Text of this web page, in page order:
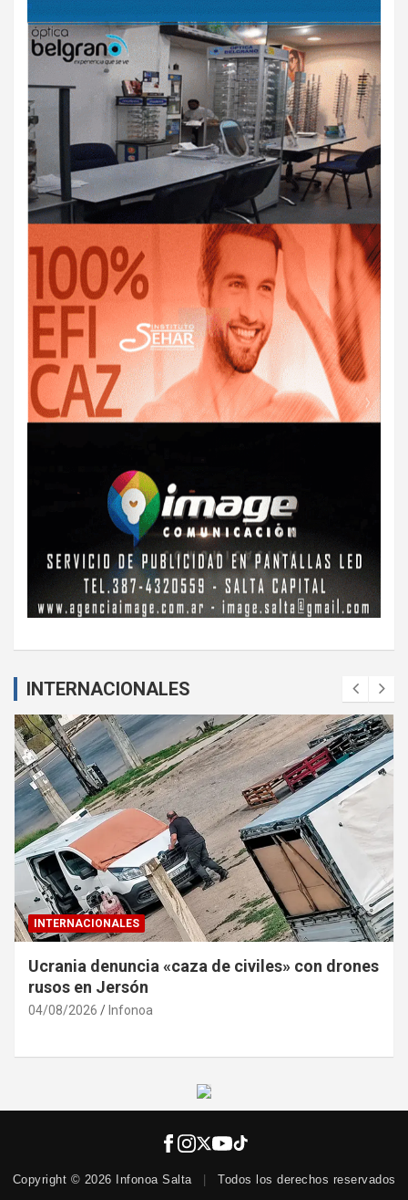
INTERNACIONALES
INTERNACIONALES
Ucrania denuncia «caza de civiles» con drones
rusos en Jersón
04/08/2026 Infonoa
Copyright © 2026 Infonoa Salta Todos los derechos reservados